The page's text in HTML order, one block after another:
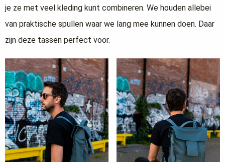
je ze met veel kleding kunt combineren. We houden allebei
van praktische spullen waar we lang mee kunnen doen. Daar
zijn deze tassen perfect voor.